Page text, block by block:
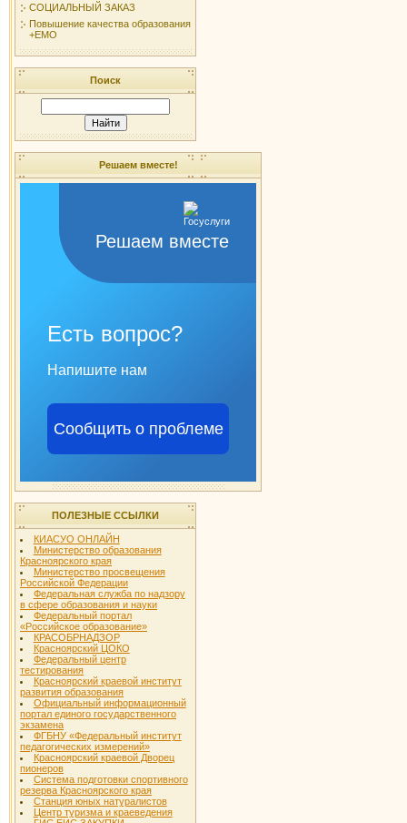
СОЦИАЛЬНЫЙ ЗАКАЗ
Повышение качества образования
+ЕМО
Поиск
Решаем вместе!
Решаем вместе
Есть вопрос?
Напишите нам
Сообщить о проблеме
ПОЛЕЗНЫЕ ССЫЛКИ
КИАСУО ОНЛАЙН
Министерство образования
Красноярского края
Министерство просвещения
Российской Федерации
Федеральная служба по надзору
в сфере образования и науки
Федеральный портал
«Российское образование»
КРАСОБРНАДЗОР
Красноярский ЦОКО
Федеральный центр
тестирования
Красноярский краевой институт
развития образования
Официальный информационный
портал единого государственного
экзамена
ФГБНУ «Федеральный институт
педагогических измерений»
Красноярский краевой Дворец
пионеров
Система подготовки спортивного
резерва Красноярского края
Станция юных натуралистов
Центр туризма и краеведения